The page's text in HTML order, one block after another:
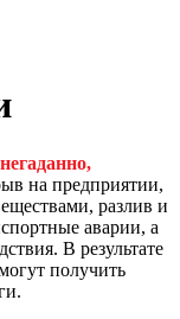
на предприятии,
разлив и
аварии, а
В результате
получить